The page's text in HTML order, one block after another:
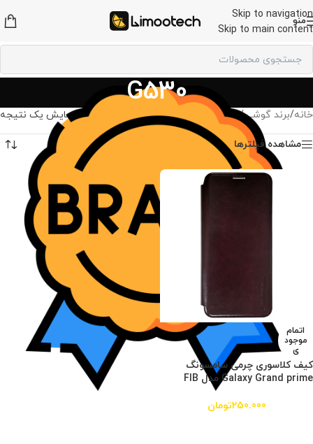
Skip to navigation
Skip to main content
منو
G530
خانه/برند گوشی/لوازم جانبی سامسونگ/
G530 در حال نمایش یک نتیجه
مشاهده فیلترها
اتمام
موجود
ی
کیف کلاسوری چرمی سامسونگ
Galaxy Grand prime مدل FIB
250.000تومان